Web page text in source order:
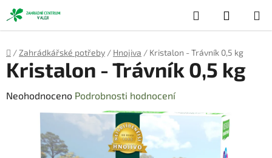
Přejít
na
obsah
Hledat
KOŠÍK
Domů
/ Zahrádkářské potřeby / Hnojiva / Kristalon - Trávník 0,5 kg
Kristalon - Trávník 0,5 kg
Průměrné
hodnocení
Neohodnoceno Podrobnosti hodnocení